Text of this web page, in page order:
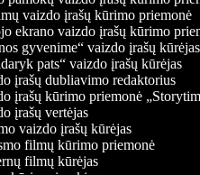
vaizdo įrašų kūrimo priemonė
ekrano vaizdo įrašų kūrimo
gyvenime“ vaizdo įrašų kūrėjas
pats“ vaizdo įrašų kūrėjas
įrašų dubliavimo redaktorius
įrašų kūrimo priemonė
įrašų vertėjas
vaizdo įrašų kūrėjas
filmų kūrimo priemonė
filmų kūrėjas